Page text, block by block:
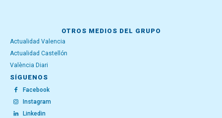
OTROS MEDIOS DEL GRUPO
Actualidad Valencia
Actualidad Castellón
València Diari
SÍGUENOS
Facebook
Instagram
Linkedin